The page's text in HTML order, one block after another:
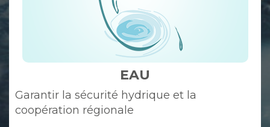
EAU
Garantir la sécurité hydrique et la
coopération régionale